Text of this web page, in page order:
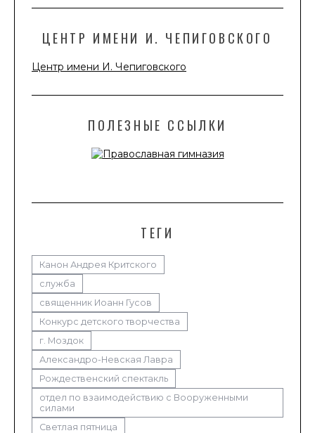
ЦЕНТР ИМЕНИ И. ЧЕПИГОВСКОГО
Центр имени И. Чепиговского
ПОЛЕЗНЫЕ ССЫЛКИ
ТЕГИ
Канон Андрея Критского
служба
священник Иоанн Гусов
Конкурс детского творчества
г. Моздок
Александро-Невская Лавра
Рождественский спектакль
отдел по взаимодействию с Вооруженными
силами
Светлая пятница